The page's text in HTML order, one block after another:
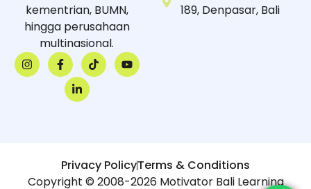
kementrian, BUMN,
hingga perusahaan
multinasional.
189, Denpasar, Bali
Copyright © 2008-2026 Motivator Bali Learning
Privacy PolicyTerms & Conditions